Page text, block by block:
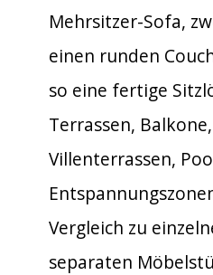
Mehrsitzer-Sofa,
einen runden
so eine fertige
Terrassen,
Villenterrassen,
Vergleich zu
separaten